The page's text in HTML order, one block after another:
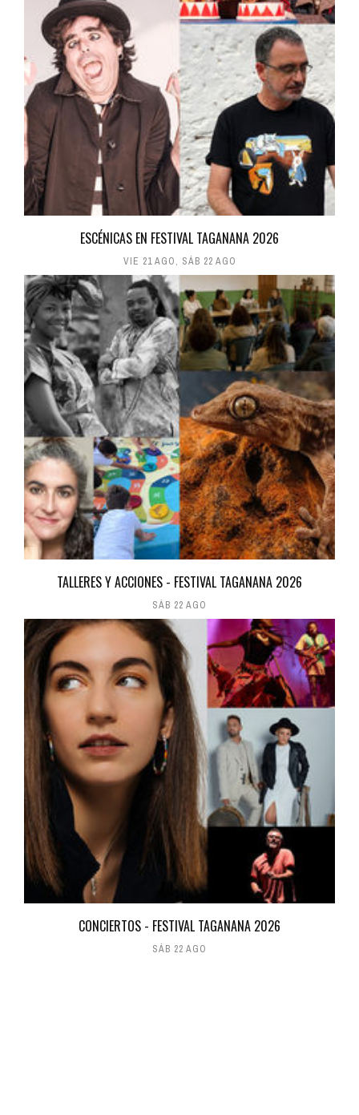
ESCÉNICAS EN FESTIVAL TAGANANA 2026
VIE 21 AGO, SÁB 22 AGO
TALLERES Y ACCIONES - FESTIVAL TAGANANA 2026
SÁB 22 AGO
CONCIERTOS - FESTIVAL TAGANANA 2026
SÁB 22 AGO